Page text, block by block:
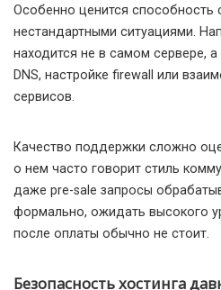
Особенно ценится способность
нестандартными ситуациями.
находится не в самом сервере,
DNS, настройке firewall или
сервисов.
Качество поддержки сложно
о нем часто говорит стиль
даже pre-sale запросы
формально, ожидать высокого
после оплаты обычно не стоит.
Безопасность хостинга